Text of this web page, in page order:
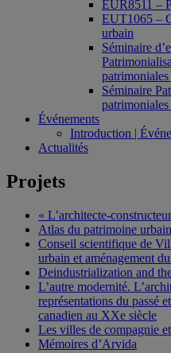
EUR8511 –
EUT1065 –
urbain
Séminaire
Séminaire
Événements
Introduction |
Actualités
Projets
« L’architecte-
Atlas du patrimoine urbain
Conseil scientifique de
urbain et aménagement
Deindustrialization and
L’autre modernité.
représentations du passé
canadien au XXe siècle
Les villes de compagnie
Mémoires d’Arvida